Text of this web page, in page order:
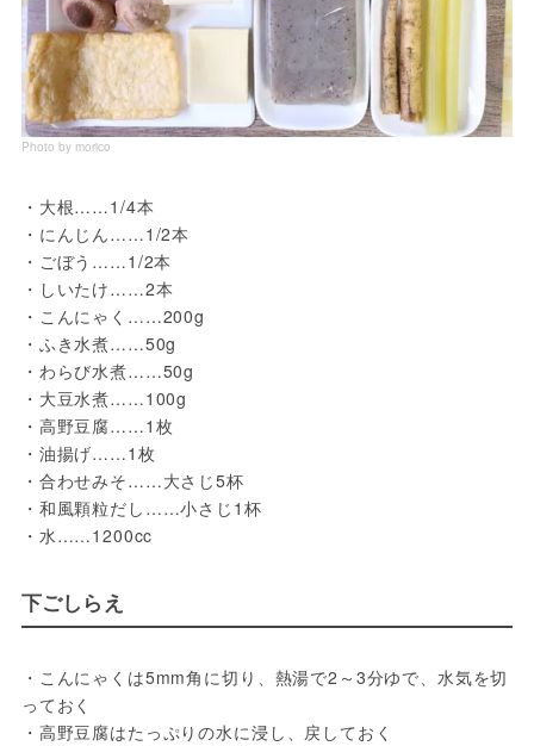
Photo by morico
・大根……1/4本
・にんじん……1/2本
・ごぼう……1/2本
・しいたけ……2本
・こんにゃく……200g
・ふき水煮……50g
・わらび水煮……50g
・大豆水煮……100g
・高野豆腐……1枚
・油揚げ……1枚
・合わせみそ……大さじ5杯
・和風顆粒だし……小さじ1杯
・水……1200cc
下ごしらえ
・こんにゃくは5mm角に切り、熱湯で2～3分ゆで、水気を切
っておく
・高野豆腐はたっぷりの水に浸し、戻しておく